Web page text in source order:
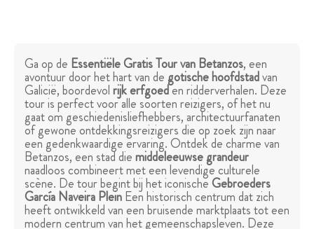
Ga op de Essentiële Gratis Tour van Betanzos, een
avontuur door het hart van de gotische hoofdstadvan
Galicië, boordevolrijk erfgoeden ridderverhalen. Deze
tour is perfect voor alle soorten reizigers, of het nu
gaat om geschiedenisliefhebbers, architectuurfanaten
of gewone ontdekkingsreizigers die op zoek zijn naar
een gedenkwaardige ervaring. Ontdek de charme van
Betanzos, een stad diemiddeleeuwse grandeur
naadloos combineert met een levendige culturele
scène. De tour begint bij het iconischeGebroeders
García Naveira PleinEen historisch centrum dat zich
heeft ontwikkeld van een bruisende marktplaats tot een
modern centrum van het gemeenschapsleven. Deze